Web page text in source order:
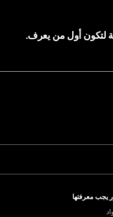
لتكون أول من يعرف.
يجب معرفتها